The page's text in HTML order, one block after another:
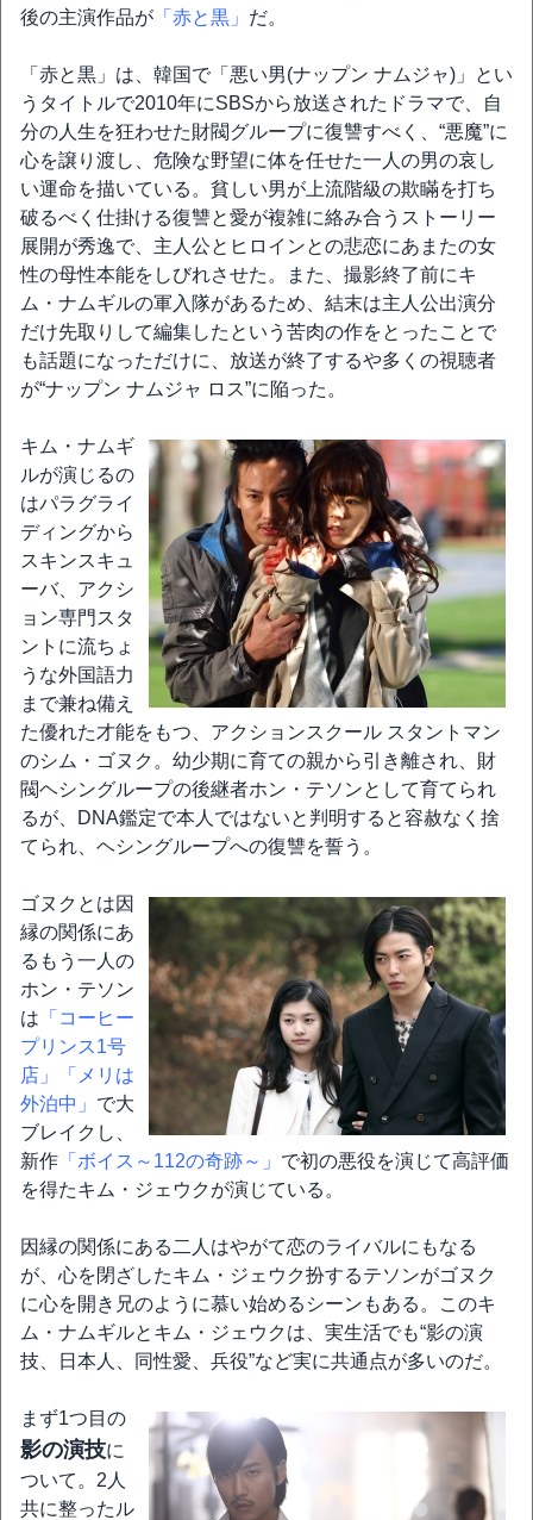
後の主演作品が 「赤と黒」 だ。
「赤と黒」は、韓国で「悪い男(ナップン ナムジャ)」とい
うタイトルで2010年にSBSから放送されたドラマで、自
分の人生を狂わせた財閥グループに復讐すべく、“悪魔”に
心を譲り渡し、危険な野望に体を任せた一人の男の哀し
い運命を描いている。貧しい男が上流階級の欺瞞を打ち
破るべく仕掛ける復讐と愛が複雑に絡み合うストーリー
展開が秀逸で、主人公とヒロインとの悲恋にあまたの女
性の母性本能をしびれさせた。また、撮影終了前にキ
ム・ナムギルの軍入隊があるため、結末は主人公出演分
だけ先取りして編集したという苦肉の作をとったことで
も話題になっただけに、放送が終了するや多くの視聴者
が“ナップン ナムジャ ロス”に陥った。
キム・ナムギ
ルが演じるの
はパラグライ
ディングから
スキンスキュ
ーバ、アクシ
ョン専門スタ
ントに流ちょ
うな外国語力
まで兼ね備え
た優れた才能をもつ、アクションスクール スタントマン
のシム・ゴヌク。幼少期に育ての親から引き離され、財
閥ヘシングループの後継者ホン・テソンとして育てられ
るが、DNA鑑定で本人ではないと判明すると容赦なく捨
てられ、ヘシングループへの復讐を誓う。
ゴヌクとは因
縁の関係にあ
るもう一人の
ホン・テソン
は 「コーヒー
プリンス1号
店」
「メリは
外泊中」 で大
ブレイクし、
新作 「ボイス～112の奇跡～」 で初の悪役を演じて高評価
を得たキム・ジェウクが演じている。
因縁の関係にある二人はやがて恋のライバルにもなる
が、心を閉ざしたキム・ジェウク扮するテソンがゴヌク
に心を開き兄のように慕い始めるシーンもある。このキ
ム・ナムギルとキム・ジェウクは、実生活でも“影の演
技、日本人、同性愛、兵役”など実に共通点が多いのだ。
まず1つ目の
影の演技に
ついて。2人
共に整ったル